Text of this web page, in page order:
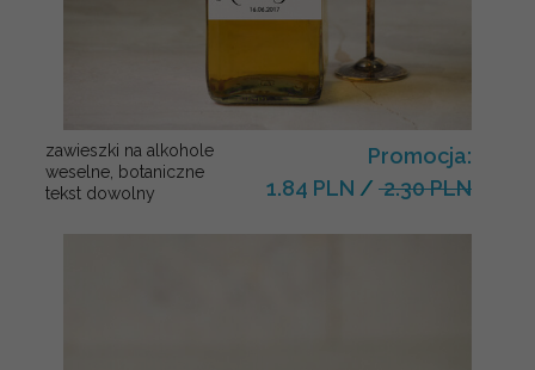
zawieszki na alkohole
weselne, botaniczne
tekst dowolny
Promocja:
1.84 PLN / 2.30 PLN